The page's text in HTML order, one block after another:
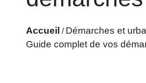
Accueil / Démarches et
Guide complet de vos